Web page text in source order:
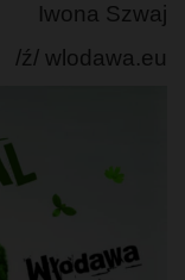
Iwona Szwaj
/ź/ wlodawa.eu